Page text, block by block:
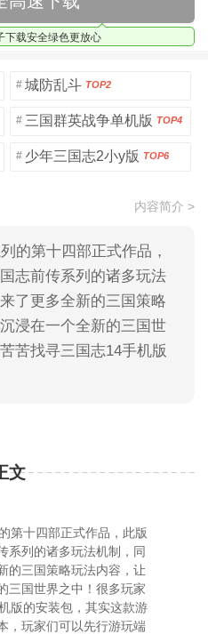
下载安全绿色更放心
# 城防乱斗 TOP2
# 三国群英战争单机版 TOP4
# 少年三国志2小y版 TOP6
内容简介 >
的第十四部正式作品，
志前传系列的诸多玩法
了更多全新的三国策略
浸在一个全新的三国世
苦找寻三国志14手机版
文
第十四部正式作品，此版
系列的诸多玩法机制，同
的三国策略玩法内容，让
三国世界之中！很多玩家
版的安装包，其实这款游
，玩家们可以先行游玩端